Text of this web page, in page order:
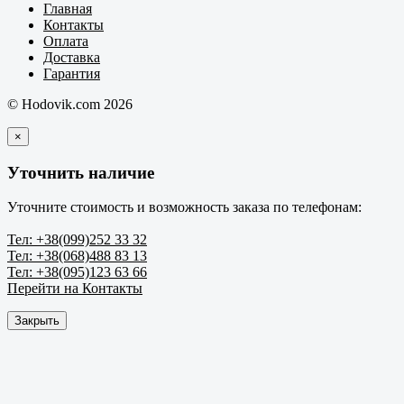
Главная
Контакты
Оплата
Доставка
Гарантия
© Hodovik.com 2026
×
Уточнить наличие
Уточните стоимость и возможность заказа по телефонам:
Тел: +38(099)252 33 32
Тел: +38(068)488 83 13
Тел: +38(095)123 63 66
Перейти на Контакты
Закрыть